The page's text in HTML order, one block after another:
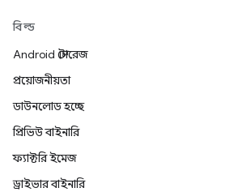
বিল্ড
Android স্টোরেজ
প্রয়োজনীয়তা
ডাউনলোড হচ্ছে
প্রিভিউ বাইনারি
ফ্যাক্টরি ইমেজ
ড্রাইভার বাইনারি